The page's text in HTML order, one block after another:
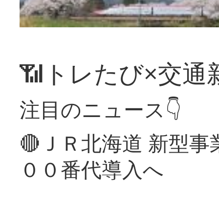
📶トレたび×交通
注目のニュース👇
🔴ＪＲ北海道 新型
００番代導入へ